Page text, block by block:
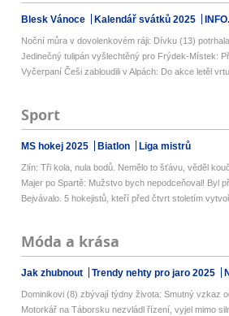
Blesk Vánoce Kalendář svátků 2025
Noční můra v dovolenkovém ráji: Dívku (13)
Jedinečný tulipán vyšlechtěný pro Frýdek-Místek:
Vyčerpaní Češi zabloudili v Alpách: Do akce letěl
Sport
MS hokej 2025 Biatlon Liga mistrů
Zlín: Tři kola, nula bodů. Nemělo to šťávu, věděl
Majer po Spartě: Mužstvo bych nepodceňoval! Byl
Bejvávalo. 5 hokejistů, kteří před čtvrt stoletím
Móda a krása
Jak zhubnout Trendy nehty pro jaro 2025
Dominikovi (8) zbývají týdny života: Smutný vzkaz
Motorkář na Táborsku nezvládl řízení, vyjel mimo